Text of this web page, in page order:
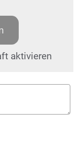
aktivieren